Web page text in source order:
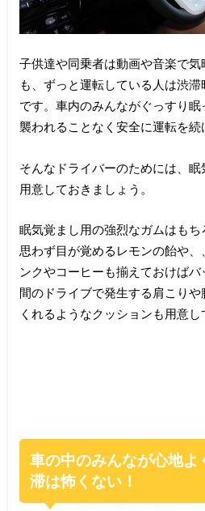
子供達や同乗者は動画や音楽で
も、ずっと運転している人は渋
です。車内のみんながぐっすり
襲われることなく安全に運転を続
そんなドライバーのためには、
用意しておきましょう。
眠気覚まし用の強烈なガムはも
思わず目が覚めるレモンの飴や、
ンクやコーヒーも揃えておけば
間のドライブで発生する肩こり
くれるようなクッションも用意し
車の中のみんなが心地よ
滞は怖くない！